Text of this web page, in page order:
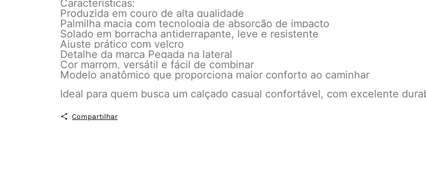
Características:
Produzida em couro de alta qualidade
Palmilha macia com tecnologia de absorção de impacto
Solado em borracha antiderrapante, leve e resistente
Ajuste prático com velcro
Detalhe da marca Pegada na lateral
Cor marrom, versátil e fácil de combinar
Modelo anatômico que proporciona maior conforto ao caminhar
Ideal para quem busca um calçado casual confortável, com excelente
Compartilhar